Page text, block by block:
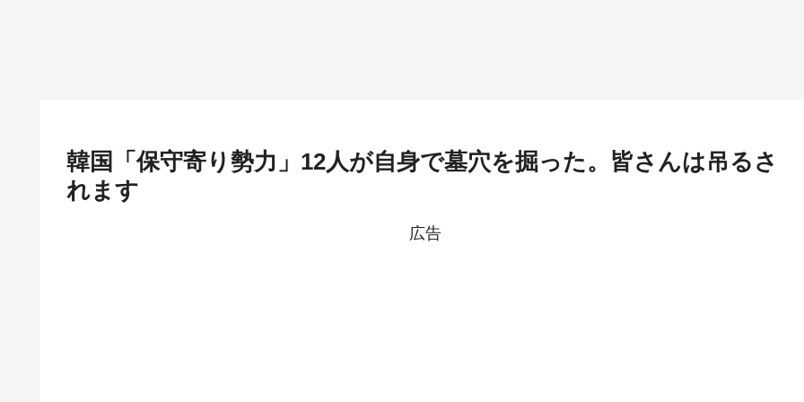
韓国「保守寄り勢力」12人が自身で墓穴を掘った。皆さんは吊るさ
れます
広告